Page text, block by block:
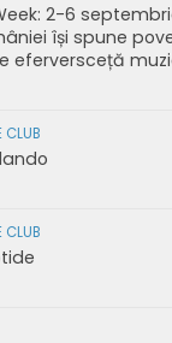
2-6
își spune
eferversceță
CLUB
CLUB